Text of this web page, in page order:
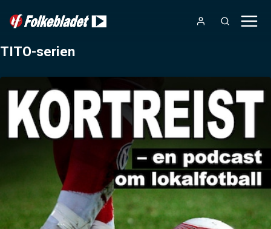
TITO-serien